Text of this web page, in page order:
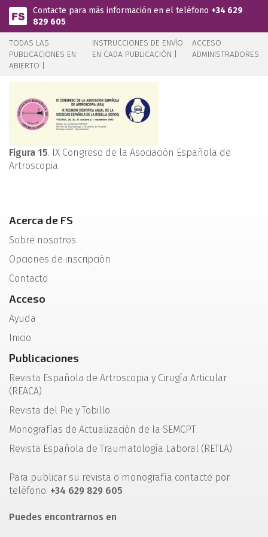
Pasar al contenido principal
Contacte para más información en el teléfono +34 629
829 605
TODAS LAS
PUBLICACIONES EN
ABIERTO |
INSTRUCCIONES DE ENVÍO
EN CADA PUBLICACIÓN |
ACCESO
ADMINISTRADORES
Figura 15. IX Congreso de la Asociación Española de
Artroscopia.
Acerca de FS
Sobre nosotros
Opciones de inscripción
Contacto
Acceso
Ayuda
Inicio
Publicaciones
Revista Española de Artroscopia y Cirugía Articular
(REACA)
Revista del Pie y Tobillo
Monografías de Actualización de la SEMCPT
Revista Española de Traumatología Laboral (RETLA)
Para publicar su revista o monografía contacte por
teléfono: +34 629 829 605
Puedes encontrarnos en